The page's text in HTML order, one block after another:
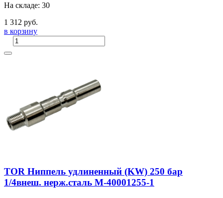
На складе: 30
1 312 руб.
в корзину
TOR Ниппель удлиненный (KW) 250 бар
1/4внеш. нерж.сталь M-40001255-1